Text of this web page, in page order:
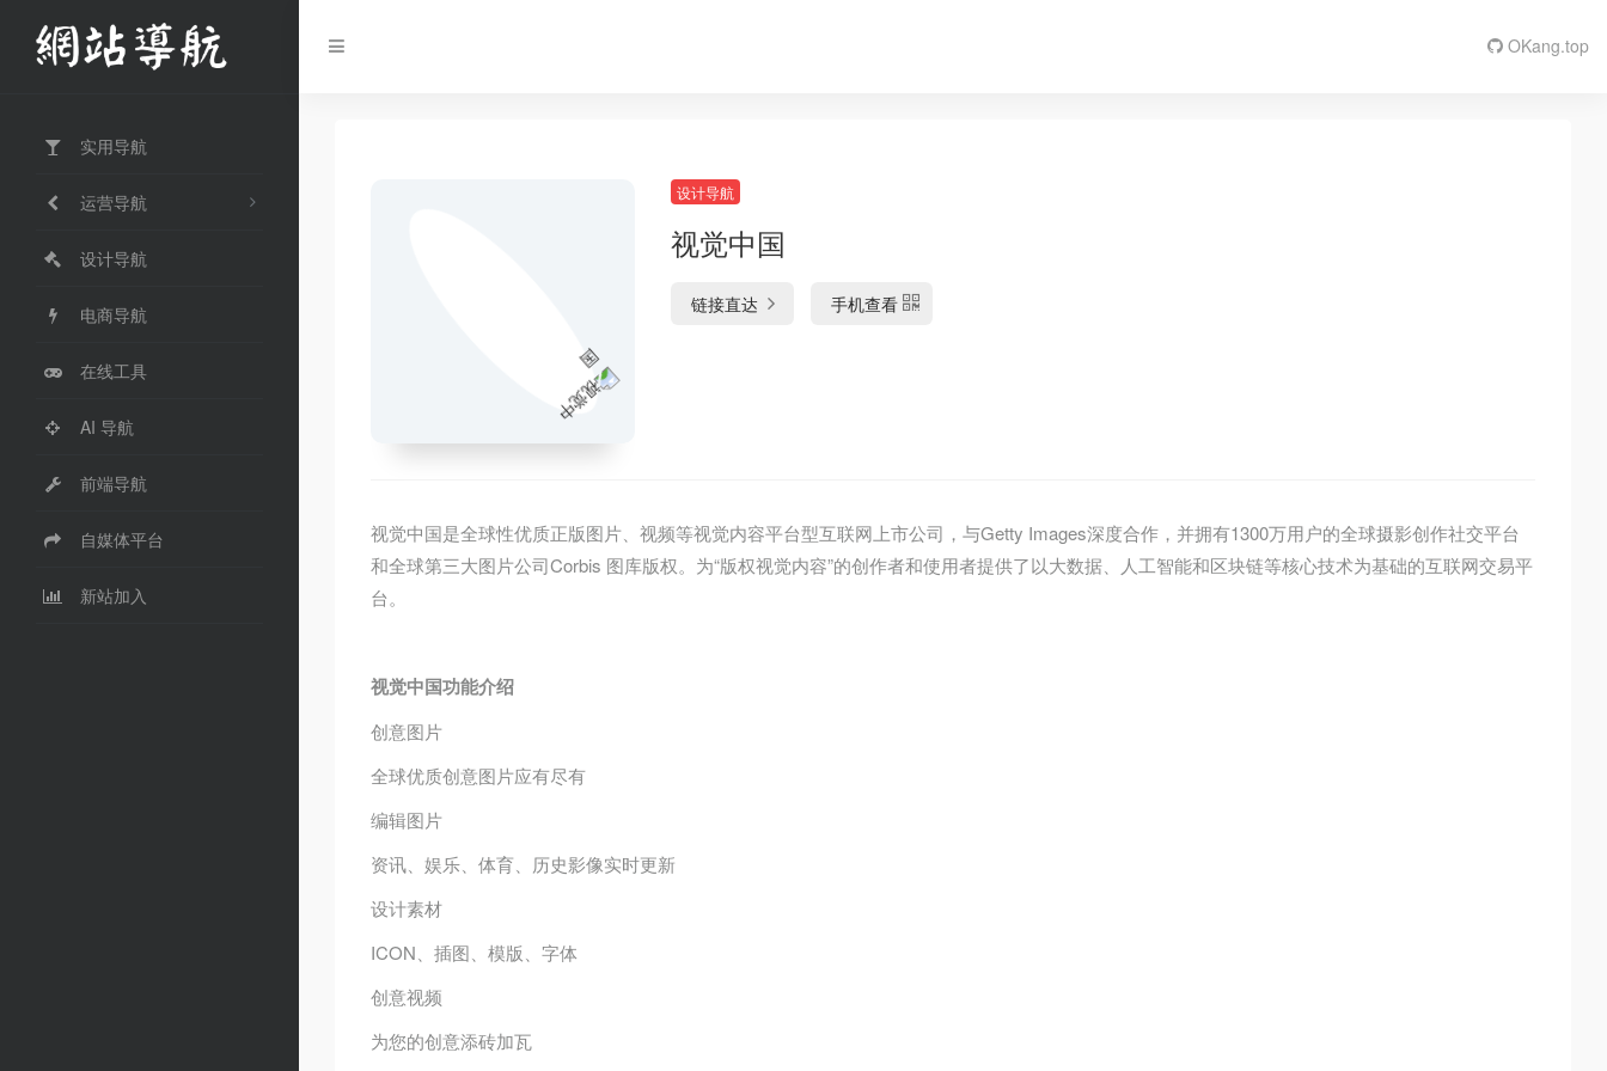
实用导航
运营导航
设计导航
电商导航
在线工具
AI 导航
前端导航
自媒体平台
新站加入
OKang.top
设计导航
视觉中国
链接直达 手机查看
视觉中国是全球性优质正版图片、视频等视觉内容平台型互联网上市公司，与Getty Images深度合作，并拥有1300万用户的全球摄影创作社交平台
和全球第三大图片公司Corbis 图库版权。为“版权视觉内容”的创作者和使用者提供了以大数据、人工智能和区块链等核心技术为基础的互联网交易平
台。
视觉中国功能介绍
创意图片
全球优质创意图片应有尽有
编辑图片
资讯、娱乐、体育、历史影像实时更新
设计素材
ICON、插图、模版、字体
创意视频
为您的创意添砖加瓦